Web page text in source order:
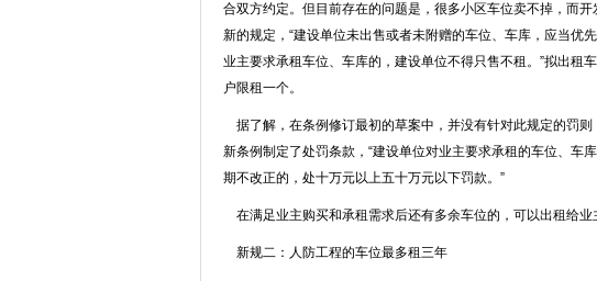
合双方约定。但目前存在的问题是，很多小区车位卖不掉，而
新的规定，“建设单位未出售或者未附赠的车位、车库，应当优
业主要求承租车位、车库的，建设单位不得只售不租。”拟出租
户限租一个。
据了解，在条例修订最初的草案中，并没有针对此规定的罚
新条例制定了处罚条款，“建设单位对业主要求承租的车位、车
期不改正的，处十万元以上五十万元以下罚款。”
在满足业主购买和承租需求后还有多余车位的，可以出租给业
新规二：人防工程的车位最多租三年